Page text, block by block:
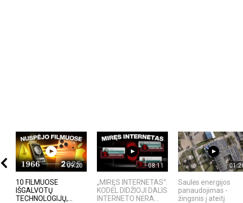
09:20
10 FILMUOSE
IŠGALVOTŲ
TECHNOLOGIJŲ,...
08:11
„MIRĘS INTERNETAS“:
KODĖL DIDŽIOJI DALIS
INTERNETO NĖRA...
Saulės energijos
panaudojimas -
žingsnis į ateitį